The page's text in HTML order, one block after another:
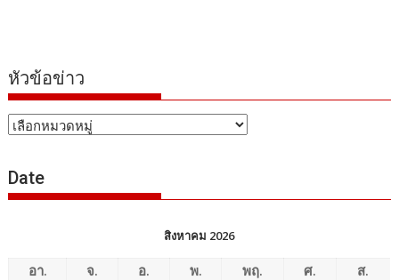
หัวข้อข่าว
หัวข้อ
Date
สิงหาคม 2026
อา. จ. อ. พ. พฤ. ศ.
ส.